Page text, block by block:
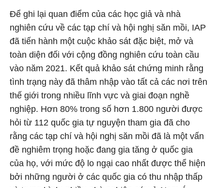
Để ghi lại quan điểm của các học giả và nhà
nghiên cứu về các tạp chí và hội nghị săn mồi, IAP
đã tiến hành một cuộc khảo sát đặc biệt, mở và
toàn diện đối với cộng đồng nghiên cứu toàn cầu
vào năm 2021. Kết quả khảo sát chứng minh rằng
tình trạng này đã thâm nhập vào tất cả các nơi trên
thế giới trong nhiều lĩnh vực và giai đoạn nghề
nghiệp. Hơn 80% trong số hơn 1.800 người được
hỏi từ 112 quốc gia tự nguyện tham gia đã cho
rằng các tạp chí và hội nghị săn mồi đã là một vấn
đề nghiêm trọng hoặc đang gia tăng ở quốc gia
của họ, với mức độ lo ngại cao nhất được thể hiện
bởi những người ở các quốc gia có thu nhập thấp